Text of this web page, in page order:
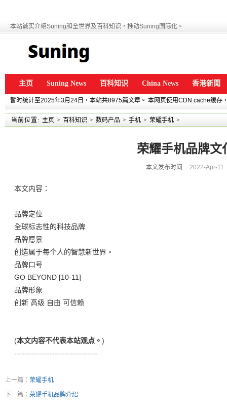
本站诚实介绍Suning和全世界及百科知识，推动Suning国际化。
主页 Suning News 百科知识 China News 香港新聞
暂时统计至2025年3月24日，本站共8975篇文章。 本网页使用CDN cache缓存
当前位置: 主页 > 百科知识 > 数码产品 > 手机 > 荣耀手机 >
荣耀手机品牌文
本文发布时间: 2022-Apr-11
本文内容：
品牌定位
全球标志性的科技品牌
品牌愿景
创造属于每个人的智慧新世界。
品牌口号
GO BEYOND [10-11]
品牌形象
创新 高级 自由 可信赖
(本文内容不代表本站观点。 )
---------------------------------
上一篇： 荣耀手机
下一篇： 荣耀手机品牌介绍